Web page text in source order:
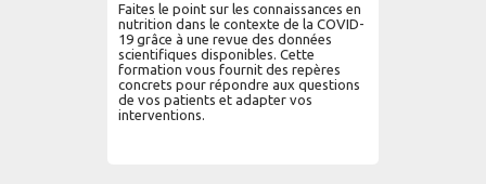
Faites le point sur les connaissances en
nutrition dans le contexte de la COVID-
19 grâce à une revue des données
scientifiques disponibles. Cette
formation vous fournit des repères
concrets pour répondre aux questions
de vos patients et adapter vos
interventions.